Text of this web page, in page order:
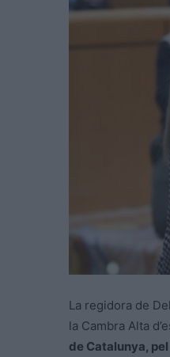
La regidora de
la Cambra Alta d’
de Catalunya,